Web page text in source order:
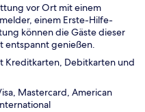
vor Ort mit einem
einem Erste-Hilfe-
können die Gäste dieser
entspannt genießen.
Kreditkarten, Debitkarten und
Mastercard, American